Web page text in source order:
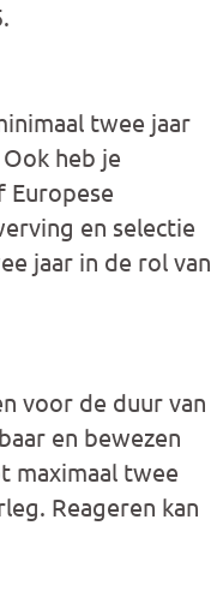
twee jaar
heb je
Europese
en selectie
jaar in de rol van
voor de duur van
en bewezen
maximaal twee
Reageren kan